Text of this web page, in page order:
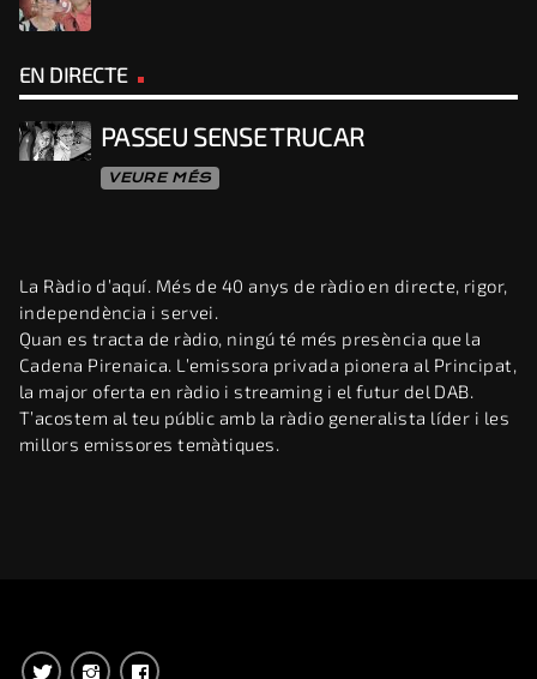
EN DIRECTE
PASSEU SENSE TRUCAR
VEURE MÉS
La Ràdio d’aquí. Més de 40 anys de ràdio en directe, rigor,
independència i servei.
Quan es tracta de ràdio, ningú té més presència que la
Cadena Pirenaica. L’emissora privada pionera al Principat,
la major oferta en ràdio i streaming i el futur del DAB.
T’acostem al teu públic amb la ràdio generalista líder i les
millors emissores temàtiques.